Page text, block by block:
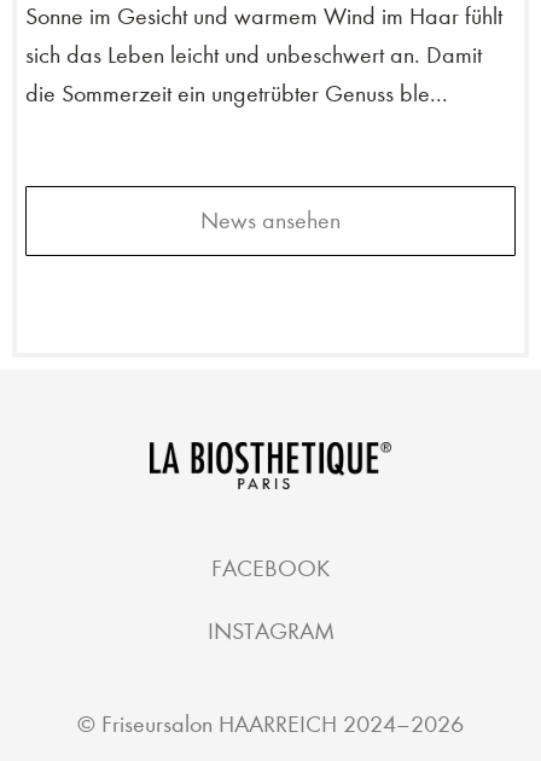
Sonne im Gesicht und warmem Wind im Haar fühlt
sich das Leben leicht und unbeschwert an. Damit
die Sommerzeit ein ungetrübter Genuss ble...
News ansehen
© Friseursalon HAARREICH 2024–2026
FACEBOOK
INSTAGRAM